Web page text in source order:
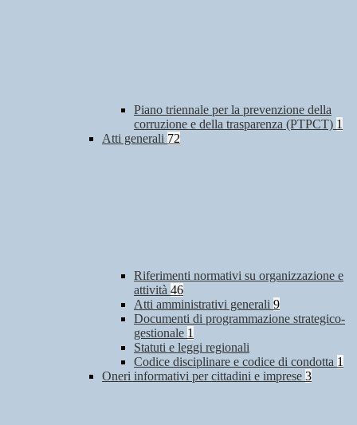
Piano triennale per la prevenzione della
corruzione e della trasparenza (PTPCT) 1
Atti generali 72
Riferimenti normativi su organizzazione e
attività 46
Atti amministrativi generali 9
Documenti di programmazione strategico-
gestionale 1
Statuti e leggi regionali
Codice disciplinare e codice di condotta 1
Oneri informativi per cittadini e imprese 3